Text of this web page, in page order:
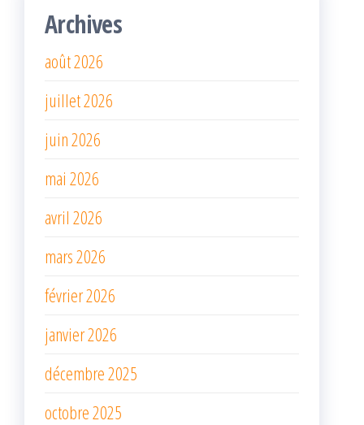
Archives
août 2026
juillet 2026
juin 2026
mai 2026
avril 2026
mars 2026
février 2026
janvier 2026
décembre 2025
octobre 2025